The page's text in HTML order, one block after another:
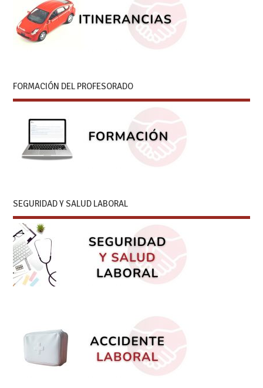
FORMACIÓN DEL PROFESORADO
SEGURIDAD Y SALUD LABORAL